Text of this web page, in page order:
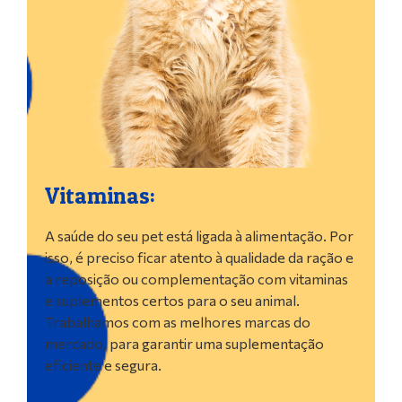
Vitaminas:
A saúde do seu pet está ligada à alimentação. Por
isso, é preciso ficar atento à qualidade da ração e
a reposição ou complementação com vitaminas
e suplementos certos para o seu animal.
Trabalhamos com as melhores marcas do
mercado, para garantir uma suplementação
eficiente e segura.